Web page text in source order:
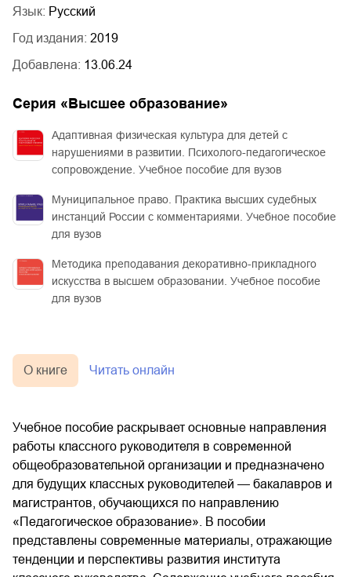
Язык: Русский
Год издания: 2019
Добавлена: 13.06.24
Серия «Высшее образование»
Адаптивная физическая культура для детей с
нарушениями в развитии. Психолого-педагогическое
сопровождение. Учебное пособие для вузов
Муниципальное право. Практика высших судебных
инстанций России с комментариями. Учебное пособие
для вузов
Методика преподавания декоративно-прикладного
искусства в высшем образовании. Учебное пособие
для вузов
О книге Читать онлайн
Учебное пособие раскрывает основные направления
работы классного руководителя в современной
общеобразовательной организации и предназначено
для будущих классных руководителей — бакалавров и
магистрантов, обучающихся по направлению
«Педагогическое образование». В пособии
представлены современные материалы, отражающие
тенденции и перспективы развития института